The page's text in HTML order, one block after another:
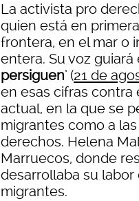
La activista pro
quien está en
frontera, en el mar o
entera. Su voz guiará
persiguen’ (21 de
en esas cifras contra
actual, en la que se
migrantes como a
derechos. Helena
Marruecos, donde
desarrollaba su
migrantes.